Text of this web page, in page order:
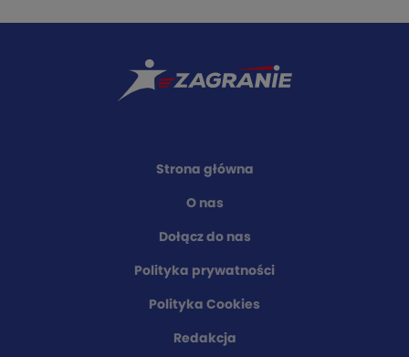
Strona główna
O nas
Dołącz do nas
Polityka prywatności
Polityka Cookies
Redakcja